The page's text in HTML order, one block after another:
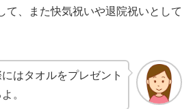
て、また快気祝いや退院祝いとして
はタオルをプレゼント
。